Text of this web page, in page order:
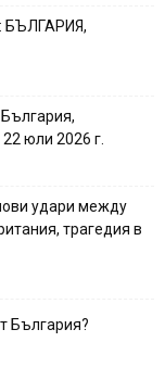
юли 2026 г.
удари между
трагедия в
България?